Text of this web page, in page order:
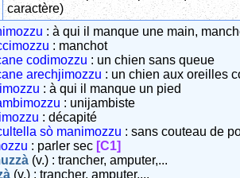
caractère)
: à qui il manque une main,
: manchot
codimozzu : un chien sans queue
arechjimozzu : un chien aux oreilles
: à qui il manque un pied
: unijambiste
: décapité
sò manimozzu : sans couteau de
: parler sec [C1]
(v.) : trancher, amputer,...
(v.) : trancher, amputer,...